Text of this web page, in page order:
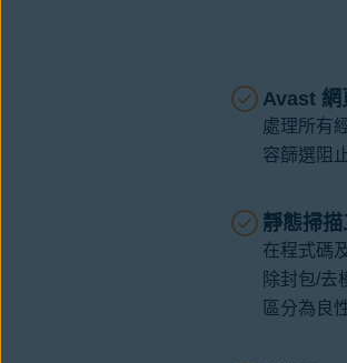
Avast 網
處理所有
容篩選阻
靜態掃
在程式碼
除封包/去
區分為良